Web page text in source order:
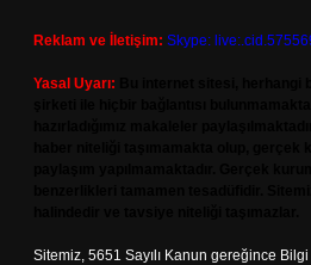
Reklam ve İletişim: Skype:
Yasal Uyarı:
Sitemiz, 5651 Sayılı Kanun gereğince